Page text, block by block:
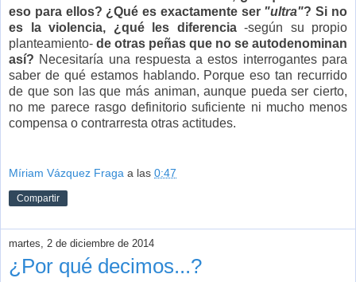
eso para ellos? ¿Qué es exactamente ser "ultra"? Si no
es la violencia, ¿qué les diferencia -según su propio
planteamiento- de otras peñas que no se autodenominan
así? Necesitaría una respuesta a estos interrogantes para
saber de qué estamos hablando. Porque eso tan recurrido
de que son las que más animan, aunque pueda ser cierto,
no me parece rasgo definitorio suficiente ni mucho menos
compensa o contrarresta otras actitudes.
Míriam Vázquez Fraga a las 0:47
Compartir
martes, 2 de diciembre de 2014
¿Por qué decimos...?